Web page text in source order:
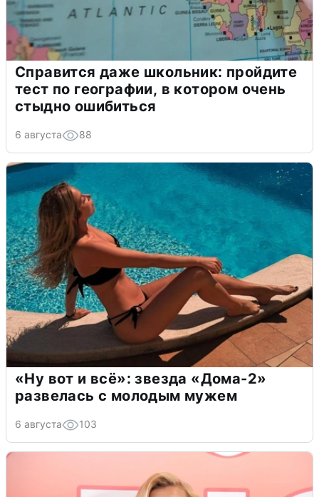
Справится даже школьник: пройдите
тест по географии, в котором очень
стыдно ошибиться
6 августа 88
«Ну вот и всё»: звезда «Дома-2»
развелась с молодым мужем
6 августа 103